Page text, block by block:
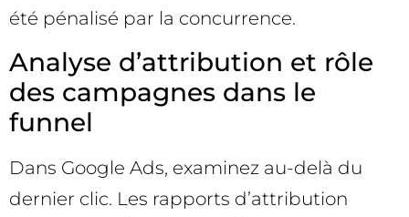
été pénalisé par la concurrence.
Analyse d’attribution et rôle
des campagnes dans le
funnel
Dans Google Ads, examinez au-delà du
dernier clic. Les rapports d’attribution